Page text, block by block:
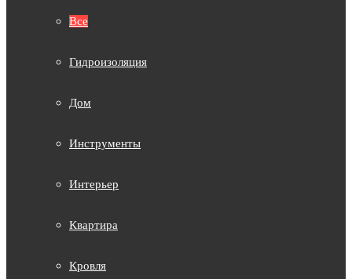
Все
Гидроизоляция
Дом
Инструменты
Интерьер
Квартира
Кровля